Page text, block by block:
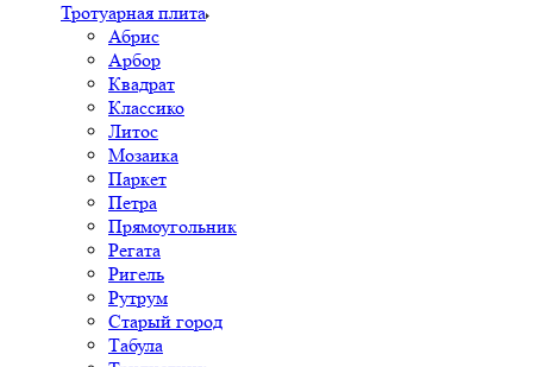
Тротуарная плита
Абрис
Арбор
Квадрат
Классико
Литос
Мозаика
Паркет
Петра
Прямоугольник
Регата
Ригель
Рутрум
Старый город
Табула